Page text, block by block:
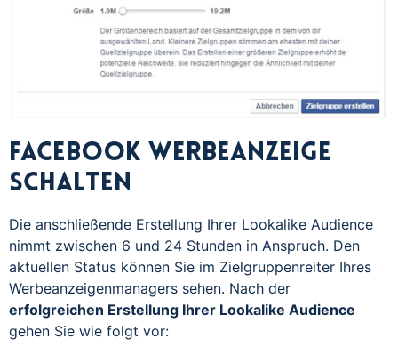
Facebook Werbeanzeige
schalten
Die anschließende Erstellung Ihrer Lookalike Audience
nimmt zwischen 6 und 24 Stunden in Anspruch. Den
aktuellen Status können Sie im Zielgruppenreiter Ihres
Werbeanzeigenmanagers sehen. Nach der
erfolgreichen Erstellung Ihrer Lookalike Audience
gehen Sie wie folgt vor: